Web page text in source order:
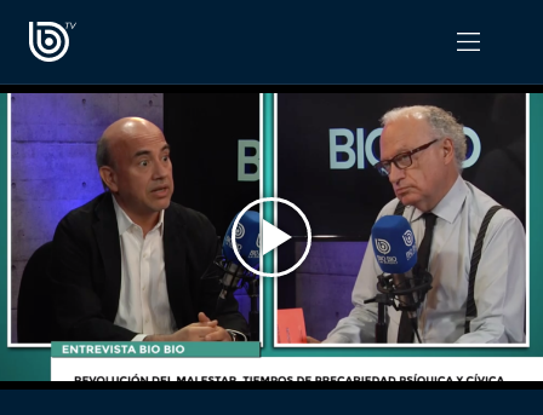
PROGRAMAS
Radiograma
Expreso Bío Bío
Podría Ser Peor
OPINIÓN
PODCAST RADIOGRAMA